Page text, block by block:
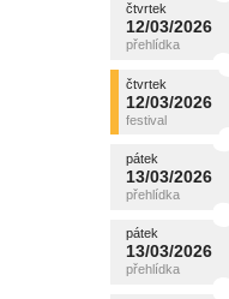
čtvrtek
12/03/2026
čtvrtek
12/03/2026
čtvrtek
12/03/2026
čtvrtek
12/03/2026
pátek
13/03/2026
pátek
13/03/2026
pátek
13/03/2026
pátek
13/03/2026